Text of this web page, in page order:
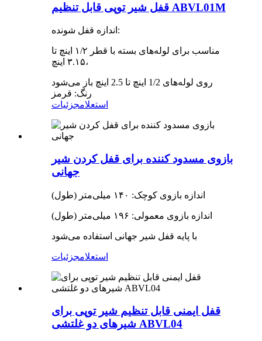
قفل شیر توپی قابل تنظیم ABVL01M
اندازه قفل شونده:
مناسب برای لوله‌های بسته با قطر ۱/۲ اینچ تا
۳.۱۵ اینچ،
روی لوله‌های 1/2 اینچ تا 2.5 اینچ باز می‌شود
رنگ: قرمز
استعلامجزئیات
بازوی مسدود کننده برای قفل کردن شیر
جهانی
اندازه بازوی کوچک: ۱۴۰ میلی‌متر (طول)
اندازه بازوی معمولی: ۱۹۶ میلی‌متر (طول)
با پایه قفل شیر جهانی استفاده می‌شود
استعلامجزئیات
قفل ایمنی قابل تنظیم شیر توپی برای
شیرهای دو غلتشی ABVL04